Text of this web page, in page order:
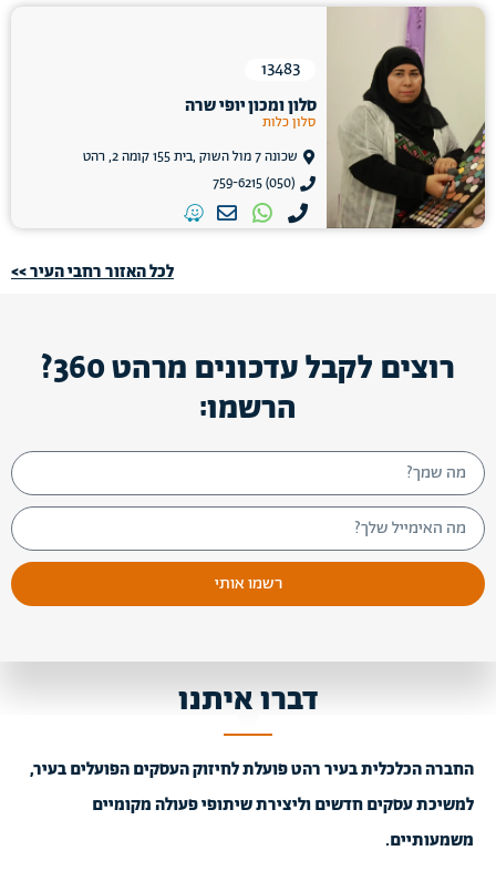
13483
סלון ומכון יופי שרה
סלון כלות
שכונה 7 מול השוק ,בית 155 קומה 2, רהט
(050) 759-6215
לכל האזור רחבי העיר >>
רוצים לקבל עדכונים מרהט 360?
הרשמו:
רשמו אותי
דברו איתנו
החברה הכלכלית בעיר רהט פועלת לחיזוק העסקים הפועלים בעיר,
למשיכת עסקים חדשים וליצירת שיתופי פעולה מקומיים
משמעותיים.